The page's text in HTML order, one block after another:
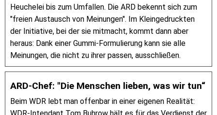
Heuchelei bis zum Umfallen. Die ARD bekennt sich zum
"freien Austausch von Meinungen". Im Kleingedruckten
der Initiative, bei der sie mitmacht, kommt dann aber
heraus: Dank einer Gummi-Formulierung kann sie alle
Meinungen, die nicht zu ihrer passen, ausschließen.
ARD-Chef: "Die Menschen lieben, was wir tun“
Beim WDR lebt man offenbar in einer eigenen Realität: